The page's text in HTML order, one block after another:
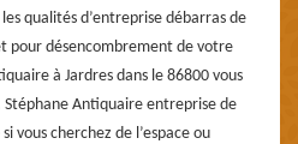
qualités d’entreprise débarras de
pour désencombrement de votre
à Jardres dans le 86800 vous
Stéphane Antiquaire entreprise de
vous cherchez de l’espace ou